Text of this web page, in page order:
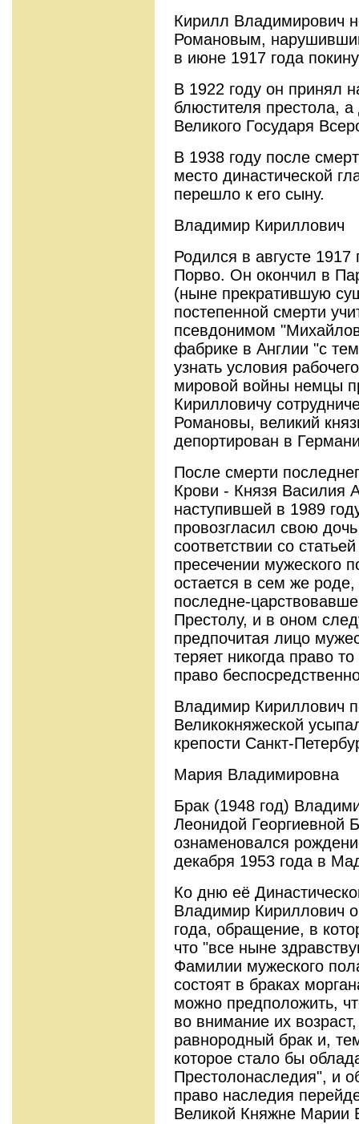
Кирилл Владимирович
Романовым,
в июне 1917 года
В 1922 году он принял
блюстителя престола,
Великого Государя
В 1938 году после
место династической
перешло к его сыну.
Владимир Кириллович
Родился в августе
Порво. Он окончил в
(ныне прекратившую
постепенной смерти
псевдонимом
фабрике в Англии "с
узнать условия
мировой войны немцы
Кирилловичу
Романовы, великий
депортирован в
После смерти
Крови - Князя Василия
наступившей в 1989
провозгласил свою
соответствии со
пресечении мужеского
остается в сем же
последне-
Престолу, и в оном
предпочитая лицо
теряет никогда право
право
Владимир Кириллович
Великокняжеской
крепости Санкт-
Мария Владимировна
Брак (1948 год)
Леонидой Георгиевной
ознаменовался
декабря 1953 года в
Ко дню её
Владимир Кириллович
года, обращение, в
что "все ныне
Фамилии мужеского
состоят в браках
можно предположить,
во внимание их
равнородный брак и,
которое стало бы
Престолонаследия", и
право наследия
Великой Княжне Марии